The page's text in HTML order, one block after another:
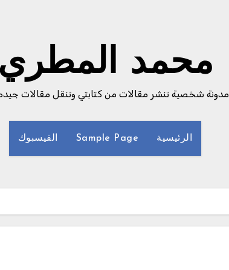
محمد المطري
مدونة شخصية تنشر مقالات من كتابتي وتنقل مقالات
الرئيسية Sample Page الفيسبوك